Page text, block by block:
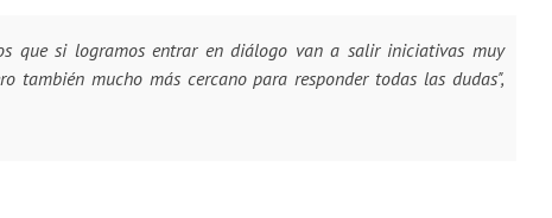
que si logramos entrar en diálogo van a salir iniciativas muy
también mucho más cercano para responder todas las dudas",